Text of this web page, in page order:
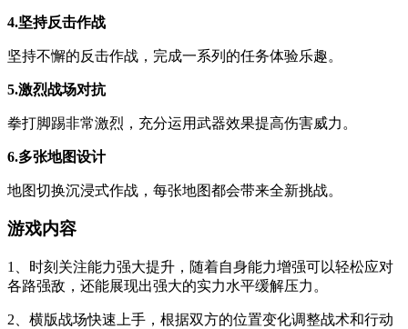
4.坚持反击作战
坚持不懈的反击作战，完成一系列的任务体验乐趣。
5.激烈战场对抗
拳打脚踢非常激烈，充分运用武器效果提高伤害威力。
6.多张地图设计
地图切换沉浸式作战，每张地图都会带来全新挑战。
游戏内容
1、时刻关注能力强大提升，随着自身能力增强可以轻松应对
各路强敌，还能展现出强大的实力水平缓解压力。
2、横版战场快速上手，根据双方的位置变化调整战术和行动